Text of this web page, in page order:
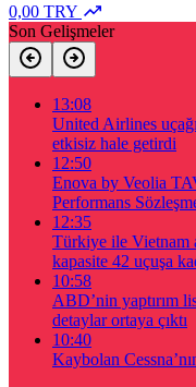
0,00 TRY
Son Gelişmeler
13:08
United Airlines
etkisiz hale getirdi
12:50
Enova by Veolia
Performans
12:35
Türkiye ile Vietnam
kapasite 42 uçuşa
10:58
ABD’nin yaptırım
detaylar ortaya çıktı
10:40
Kaybolan